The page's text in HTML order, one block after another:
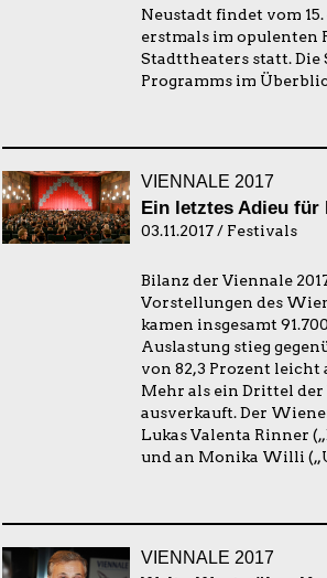
Neustadt findet vom 15.
erstmals im opulenten
Stadttheaters statt. Die
Programms im
VIENNALE 2017
Ein letztes Adieu für
03.11.2017 / Festivals
Bilanz der Viennale
Vorstellungen des
kamen insgesamt
Auslastung stieg
von 82,3 Prozent leicht
Mehr als ein Drittel
ausverkauft. Der
Lukas Valenta Rinner
und an Monika Willi
VIENNALE 2017